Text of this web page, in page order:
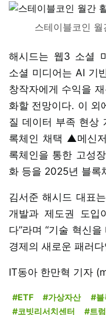
스테이블코인
해시드는 웹3 소셜
소셜 미디어는 AI 기
창작자에게 수익을
화할 전망이다. 이
질 데이터 부족 현상
록체인 채택 ▲메신
록체인을 통한 고성
화 등을 2025년 블록
김서준 해시드 대표
개발과 제도권 도입
다”라며 “기술 혁신
경제의 새로운 패러
IT동아 한만혁 기자
#ETF #가상자산 #블
#코빗리서치센터
#트